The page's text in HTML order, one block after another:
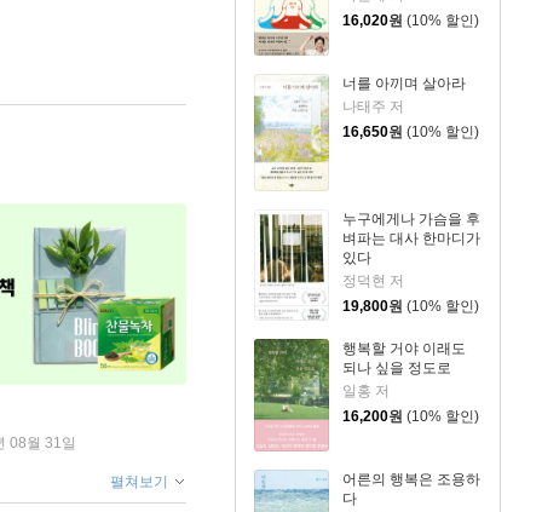
16,020원 (10% 할인)
너를 아끼며 살아라
나태주 저
16,650원 (10% 할인)
누구에게나 가슴을 후
벼파는 대사 한마디가
있다
정덕현 저
19,800원 (10% 할인)
행복할 거야 이래도
되나 싶을 정도로
일홍 저
16,200원 (10% 할인)
어른의 행복은 조용하
다
08월 31일
펼쳐보기